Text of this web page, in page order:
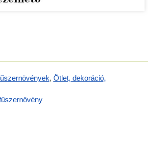
, Ötlet, dekoráció,